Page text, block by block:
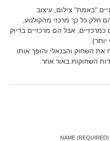
"באמת" צילום, עיצוב
חלק כל כך מרכזי מהקולנוע,
אבל הם מרכזיים בדיוק
את השחוק והבנאלי והופך אותו
השחוקות באור אחר.
NAME (REQUIRED)